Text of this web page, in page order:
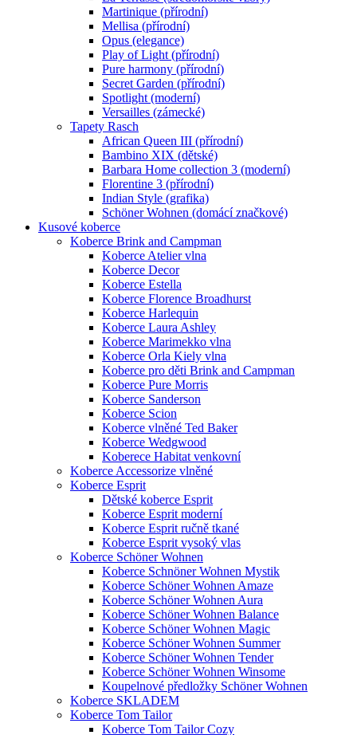
Martinique (přírodní)
Mellisa (přírodní)
Opus (elegance)
Play of Light (přírodní)
Pure harmony (přírodní)
Secret Garden (přírodní)
Spotlight (moderní)
Versailles (zámecké)
Tapety Rasch
African Queen III (přírodní)
Bambino XIX (dětské)
Barbara Home collection 3 (moderní)
Florentine 3 (přírodní)
Indian Style (grafika)
Schöner Wohnen (domácí značkové)
Kusové koberce
Koberce Brink and Campman
Koberce Atelier vlna
Koberce Decor
Koberce Estella
Koberce Florence Broadhurst
Koberce Harlequin
Koberce Laura Ashley
Koberce Marimekko vlna
Koberce Orla Kiely vlna
Koberce pro děti Brink and Campman
Koberce Pure Morris
Koberce Sanderson
Koberce Scion
Koberce vlněné Ted Baker
Koberce Wedgwood
Koberece Habitat venkovní
Koberce Accessorize vlněné
Koberce Esprit
Dětské koberce Esprit
Koberce Esprit moderní
Koberce Esprit ručně tkané
Koberce Esprit vysoký vlas
Koberce Schöner Wohnen
Koberce Schnöner Wohnen Mystik
Koberce Schöner Wohnen Amaze
Koberce Schöner Wohnen Aura
Koberce Schöner Wohnen Balance
Koberce Schöner Wohnen Magic
Koberce Schöner Wohnen Summer
Koberce Schöner Wohnen Tender
Koberce Schöner Wohnen Winsome
Koupelnové předložky Schöner Wohnen
Koberce SKLADEM
Koberce Tom Tailor
Koberce Tom Tailor Cozy